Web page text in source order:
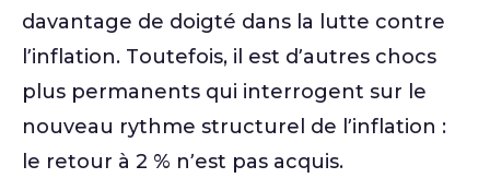
davantage de doigté dans la lutte contre
l’inflation. Toutefois, il est d’autres chocs
plus permanents qui interrogent sur le
nouveau rythme structurel de l’inflation :
le retour à 2 % n’est pas acquis.